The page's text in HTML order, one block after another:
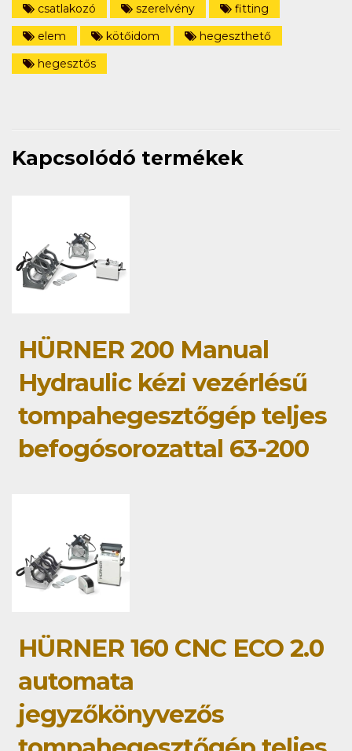
csatlakozó
szerelvény
fitting
elem
kötőidom
hegeszthető
hegesztős
Kapcsolódó termékek
HÜRNER 200 Manual
Hydraulic kézi vezérlésű
tompahegesztőgép teljes
befogósorozattal 63-200
HÜRNER 160 CNC ECO 2.0
automata
jegyzőkönyvezős